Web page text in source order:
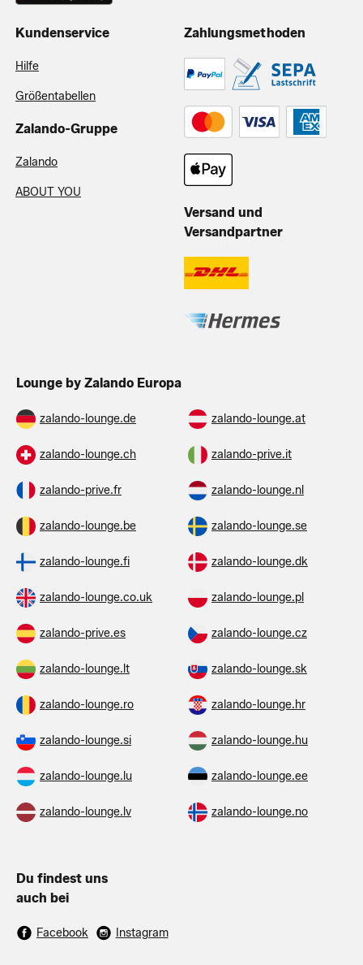
Kundenservice
Hilfe
Größentabellen
Zalando-Gruppe
Zalando
ABOUT YOU
Zahlungsmethoden
Versand und
Versandpartner
Lounge by Zalando Europa
zalando-lounge.de zalando-lounge.at
zalando-lounge.ch zalando-prive.it
zalando-prive.fr zalando-lounge.nl
zalando-lounge.be zalando-lounge.se
zalando-lounge.fi zalando-lounge.dk
zalando-lounge.co.uk zalando-lounge.pl
zalando-prive.es zalando-lounge.cz
zalando-lounge.lt zalando-lounge.sk
zalando-lounge.ro zalando-lounge.hr
zalando-lounge.si zalando-lounge.hu
zalando-lounge.lu zalando-lounge.ee
zalando-lounge.lv zalando-lounge.no
Du findest uns
auch bei
Facebook Instagram